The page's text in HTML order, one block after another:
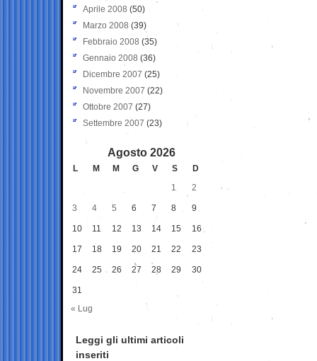
Aprile 2008 (50)
Marzo 2008 (39)
Febbraio 2008 (35)
Gennaio 2008 (36)
Dicembre 2007 (25)
Novembre 2007 (22)
Ottobre 2007 (27)
Settembre 2007 (23)
Agosto 2026
L M M G V S
D
1
2
3 4 5 6 7 8 9
10 11 12 13 14 15 16
17 18 19 20 21 22 23
24 25 26 27 28 29 30
31
« Lug
Leggi gli ultimi articoli
inseriti